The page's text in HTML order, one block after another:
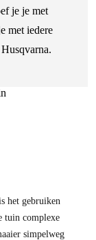
je je met
met iedere
het gebruiken
tuin complexe
simpelweg